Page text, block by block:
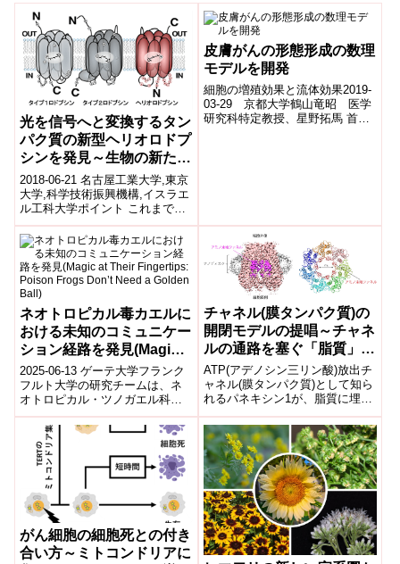
光を信号へと変換するタン
パク質の新型ヘリオロドプ
シンを発見～生物の新たな
光利用戦略が明らかに～
2018-06-21 名古屋工業大学,東京
大学,科学技術振興機構,イスラエ
ル工科大学ポイント これまでに
発見されているロドプシンは、
タイプ1(微生物由来)とタイ...
皮膚がんの形態形成の数理
モデルを開発
細胞の増殖効果と流体効果2019-
03-29 京都大学鶴山竜昭 医学
研究科特定教授、星野拓馬 首都
ネオトロピカル毒カエルに
おける未知のコミュニケー
ション経路を発見(Magic
at Their Fingertips:
Poison Frogs Don’t Need
a Golden Ball)
2025-06-13 ゲーテ大学フランク
フルト大学の研究チームは、ネ
オトロピカル・ツノガエル科の
オスが繁殖時に行う「頭部抱
接」の際、前足の指先をメスの
顔付近に添...
チャネル(膜タンパク質)の
開閉モデルの提唱～チャネ
ルの通路を塞ぐ「脂質」が
深く影響～
ATP(アデノシン三リン酸)放出チ
ャネル(膜タンパク質)として知ら
れるパネキシン1が、脂質に埋ま
った状態のクライオ電子顕微鏡
構造を報告しました。ATPなど
イオンよりも大きな分子を通す
チャネルの開閉に、脂質が深く
関わる可能性が示唆されまし
た。
がん細胞の細胞死との付き
合い方～ミトコンドリアに